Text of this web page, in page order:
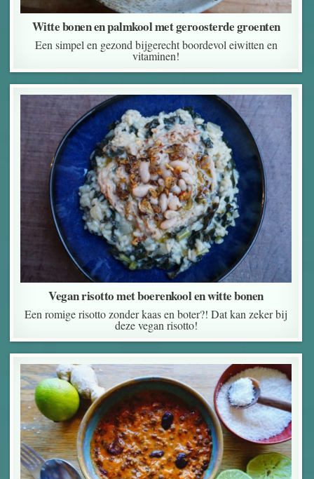
Witte bonen en palmkool met geroosterde groenten
Een simpel en gezond bijgerecht boordevol eiwitten en
vitaminen!
Vegan risotto met boerenkool en witte bonen
Een romige risotto zonder kaas en boter?! Dat kan zeker bij
deze vegan risotto!